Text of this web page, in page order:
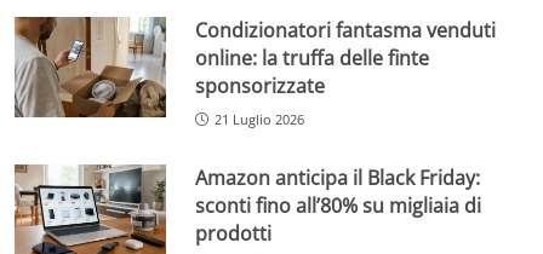
Condizionatori fantasma venduti
online: la truffa delle finte
sponsorizzate
21 Luglio 2026
Amazon anticipa il Black Friday:
sconti fino all’80% su migliaia di
prodotti